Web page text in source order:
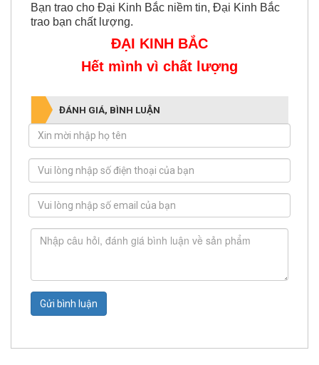
Bạn trao cho Đại Kinh Bắc niềm tin, Đại Kinh Bắc
trao bạn chất lượng.
ĐẠI KINH BẮC
Hết mình vì chất lượng
ĐÁNH GIÁ, BÌNH LUẬN
Gửi bình luận